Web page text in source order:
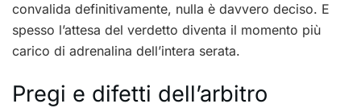
convalida definitivamente, nulla è davvero deciso. E
spesso l’attesa del verdetto diventa il momento più
carico di adrenalina dell’intera serata.
Pregi e difetti dell’arbitro